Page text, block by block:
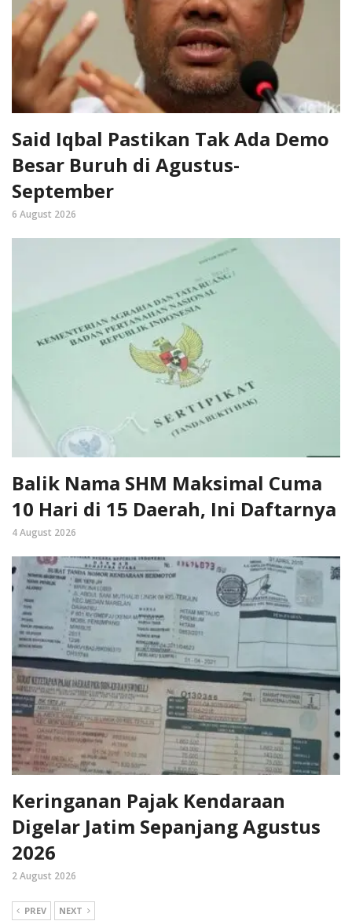
Said Iqbal Pastikan Tak Ada Demo
Besar Buruh di Agustus-
September
6 August 2026
Balik Nama SHM Maksimal Cuma
10 Hari di 15 Daerah, Ini Daftarnya
4 August 2026
Keringanan Pajak Kendaraan
Digelar Jatim Sepanjang Agustus
2026
2 August 2026
PREV NEXT